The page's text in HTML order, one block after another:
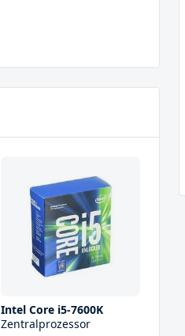
Intel Core i5-7600K
Zentralprozessor